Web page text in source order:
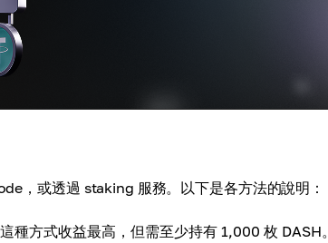
，或透過 staking 服務。以下是各方法的說明：
種方式收益最高，但需至少持有 1,000 枚 DASH。